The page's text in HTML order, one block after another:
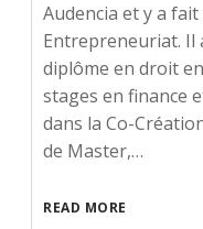
Audencia et y a
Entrepreneuriat. Il
diplôme en droit
stages en finance
dans la Co-
de Master,…
READ MORE